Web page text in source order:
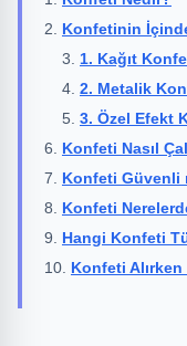
Konfetinin
1. Kağıt
2. Metalik
3. Özel Efekt
Konfeti Nasıl
Konfeti Güvenli
Konfeti
Hangi Konfeti
Konfeti